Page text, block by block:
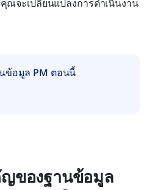
ณจะเปลี่ยนแปลงการดำเนินงาน
ข้อมูล PM ตอนนี้
ของฐานข้อมูล